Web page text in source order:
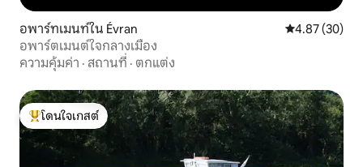
อพาร์ทเมนท์ใน Évran คะแนนเฉลี่ย
4.87 (30)
อพาร์ตเมนต์ใจกลางเมือง
ความคุ้มค่า · สถานที่ · ตกแต่ง
โดนใจเกสต์ที่สุด
โดนใจเกสต์